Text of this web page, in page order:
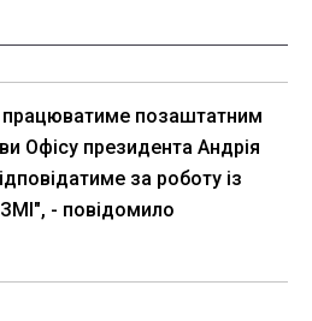
позаштатним
Офісу президента Андрія
за роботу із
- повідомило